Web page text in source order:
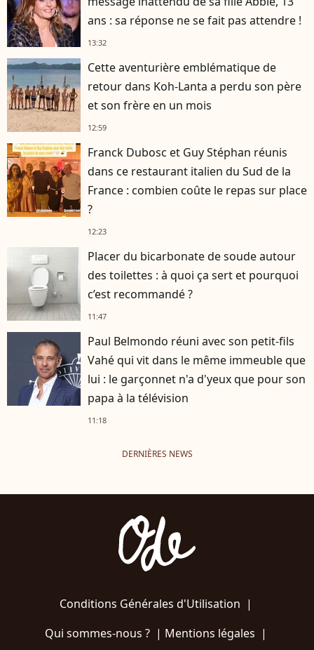
ans : sa réponse ne se fait pas attendre !
13:32
Cette aventurière emblématique de
retour dans Koh-Lanta a perdu son père
et son frère en un mois
12:59
Franck Dubosc et Guy Stéphan réunis
dans ce restaurant italien du Sud de la
France : combien coûte le repas sur place
?
12:23
Placer du bicarbonate de soude autour
des toilettes : à quoi ça sert et pourquoi
c’est recommandé ?
11:47
Paul Belmondo réuni avec son petit-fils
Vahé qui vit dans le même immeuble que
lui : le garçonnet n'a d'yeux que pour son
papa à la télévision
11:18
DERNIÈRES NEWS
Conditions Générales d'Utilisation |
Qui sommes-nous ?| Mentions légales |